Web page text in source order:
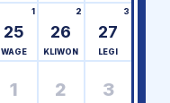
25
1
WAGE
26
2
KLIWON
27
3
LEGI
1 2 3